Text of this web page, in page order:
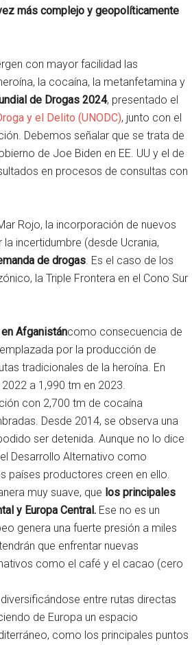
más complejo y geopolíticamente
con mayor facilidad las
la cocaína, la metanfetamina y
de Drogas 2024, presentado el
y el Delito (UNODC), junto con el
Debemos señalar que se trata de
de Joe Biden en EE. UU y el de
en procesos de consultas con
Rojo, la incorporación de nuevos
incertidumbre (desde Ucrania,
de drogas . Es el caso de los
la Triple Frontera en el Cono Sur
Afganistáncomo consecuencia de
por la producción de
tradicionales de la heroína. En
a 1,990 tm en 2023.
con 2,700 tm de cocaína
Desde 2014, se observa una
ser detenida. Aunque no lo dice
Desarrollo Alternativo como
países productores creen en ello.
muy suave, que los principales
y Europa Central. Ese no es un
genera una fuerte presión a miles
que enfrentar nuevas
como el café y el cacao (cero
entre rutas directas
de Europa un espacio
como los principales puntos